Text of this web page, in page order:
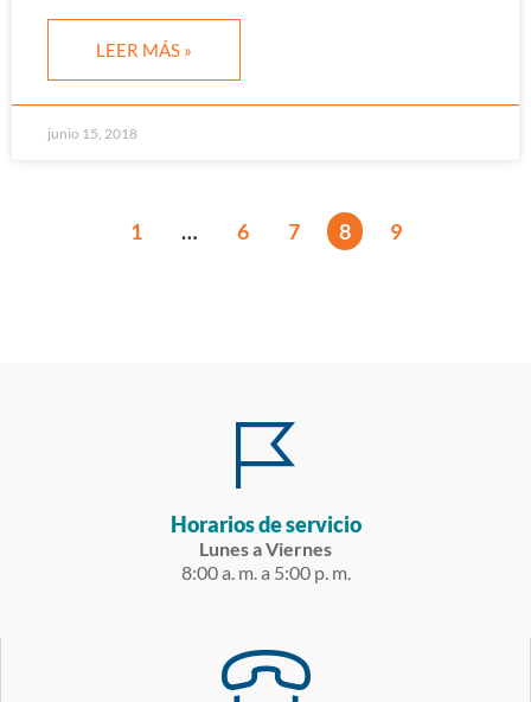
LEER MÁS »
junio 15, 2018
1 … 6 7 8 9
Horarios de servicio
Lunes a Viernes
8:00 a. m. a 5:00 p. m.